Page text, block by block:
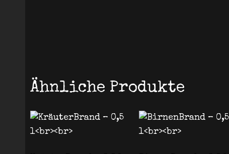
Ähnliche Produkte